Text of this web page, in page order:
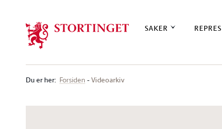
SAKER
Du er her: Forsiden Videoarkiv